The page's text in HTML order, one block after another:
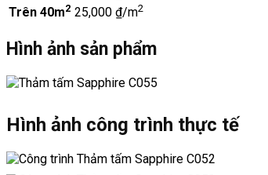
Trên 40m2 25,000 ₫/m2
Hình ảnh sản phẩm
Hình ảnh công trình thực tế